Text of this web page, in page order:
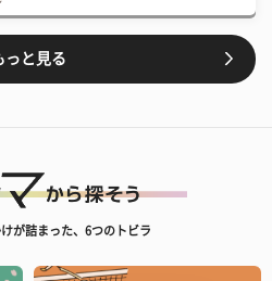
っと見る
が詰まった、6つのトビラ